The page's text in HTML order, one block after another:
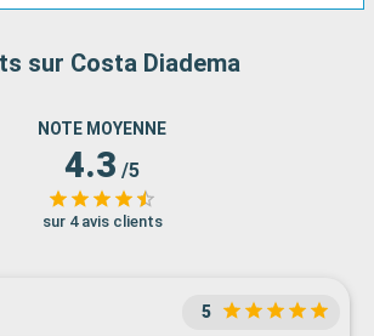
sur Costa Diadema
NOTE MOYENNE
4.3 /5
sur 4 avis clients
5